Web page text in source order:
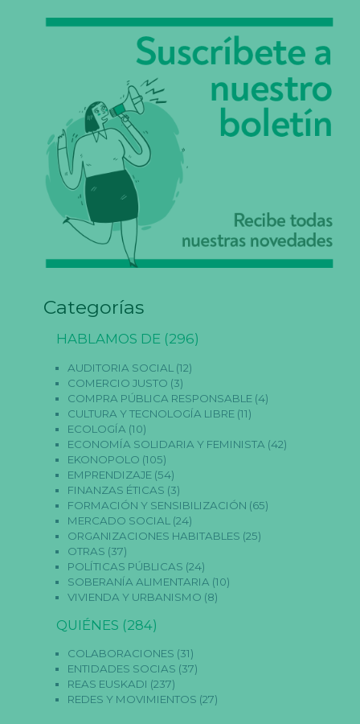
Categorías
HABLAMOS DE (296)
AUDITORIA SOCIAL (12)
COMERCIO JUSTO (3)
COMPRA PÚBLICA RESPONSABLE(4)
CULTURA Y TECNOLOGÍA LIBRE(11)
ECOLOGÍA (10)
ECONOMÍA SOLIDARIA Y FEMINISTA (42)
EKONOPOLO (105)
EMPRENDIZAJE(54)
FINANZAS ÉTICAS (3)
FORMACIÓN Y SENSIBILIZACIÓN (65)
MERCADO SOCIAL (24)
ORGANIZACIONES HABITABLES (25)
OTRAS (37)
POLÍTICAS PÚBLICAS (24)
SOBERANÍA ALIMENTARIA (10)
VIVIENDA Y URBANISMO (8)
QUIÉNES (284)
COLABORACIONES (31)
ENTIDADES SOCIAS (37)
REAS EUSKADI (237)
REDES Y MOVIMIENTOS (27)
ri
a
st
o
o
e
o
s
o
al
e